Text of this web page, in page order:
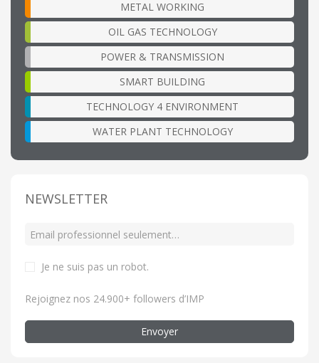
METAL WORKING
OIL GAS TECHNOLOGY
POWER & TRANSMISSION
SMART BUILDING
TECHNOLOGY 4 ENVIRONMENT
WATER PLANT TECHNOLOGY
NEWSLETTER
Je ne suis pas un robot.
Rejoignez nos 24.900+ followers d’IMP
Envoyer